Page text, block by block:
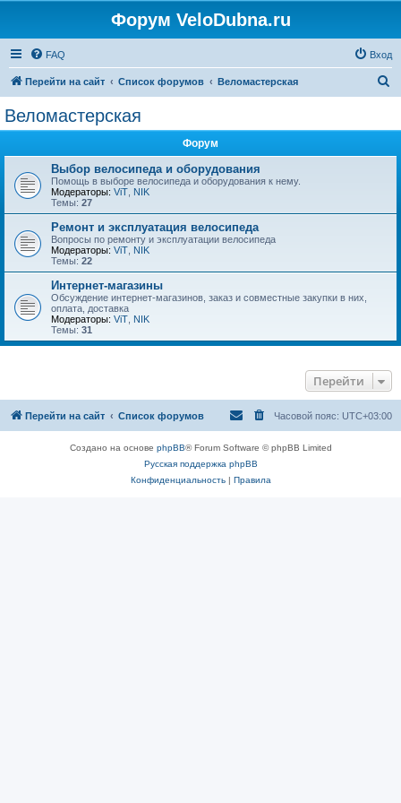
Форум VeloDubna.ru
FAQ Вход
Перейти на сайт Список форумов Веломастерская
Веломастерская
Форум
Выбор велосипеда и оборудования
Помощь в выборе велосипеда и оборудования к нему.
Модераторы: ViT NIK
Темы: 27
Ремонт и эксплуатация велосипеда
Вопросы по ремонту и эксплуатации велосипеда
Модераторы: ViT NIK
Темы: 22
Интернет-магазины
Обсуждение интернет-магазинов, заказ и совместные закупки в них,
оплата, доставка
Модераторы: ViT NIK
Темы: 31
Перейти
Перейти на сайт Список форумов Часовой пояс: UTC+03:00
Создано на основе phpBB® Forum Software © phpBB Limited
Русская поддержка phpBB
Конфиденциальность| Правила